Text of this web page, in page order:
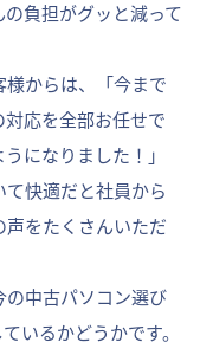
負担がグッと減って
からは、「今まで
応を全部お任せで
になりました！」
て快適だと社員から
をたくさんいただ
の中古パソコン選び
いるかどうかです。